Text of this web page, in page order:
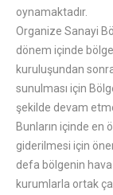
oynamaktadır.
Organize Sanayi
dönem içinde
kuruluşundan
sunulması için
şekilde devam
Bunların içinde en
giderilmesi için
defa bölgenin hava
kurumlarla ortak